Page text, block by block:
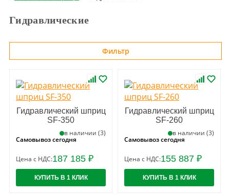
Гидравлические
Фильтр
Гидравлический шприц
SF-350
в наличии (3)
Самовывоз сегодня
Цена с НДС:187 185 ₽
КУПИТЬ В 1 КЛИК
Гидравлический шприц
SF-260
в наличии (3)
Самовывоз сегодня
Цена с НДС:155 887 ₽
КУПИТЬ В 1 КЛИК